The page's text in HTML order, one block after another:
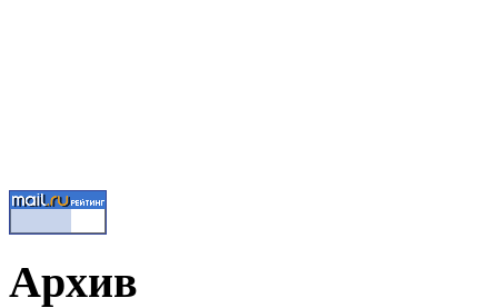
Архив